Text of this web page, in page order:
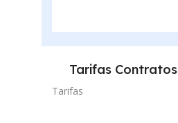
Tarifas Contratos
Tarifas